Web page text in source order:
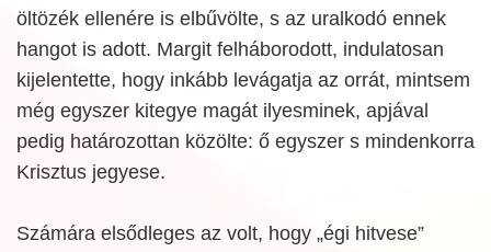
öltözék ellenére is elbűvölte, s az uralkodó ennek
hangot is adott. Margit felháborodott, indulatosan
kijelentette, hogy inkább levágatja az orrát, mintsem
még egyszer kitegye magát ilyesminek, apjával
pedig határozottan közölte: ő egyszer s mindenkorra
Krisztus jegyese.
Számára elsődleges az volt, hogy „égi hitvese”